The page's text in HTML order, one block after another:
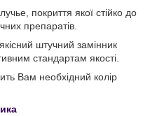
покриття якої стійко до
препаратів.
штучний замінник
стандартам якості.
Вам необхідний колір